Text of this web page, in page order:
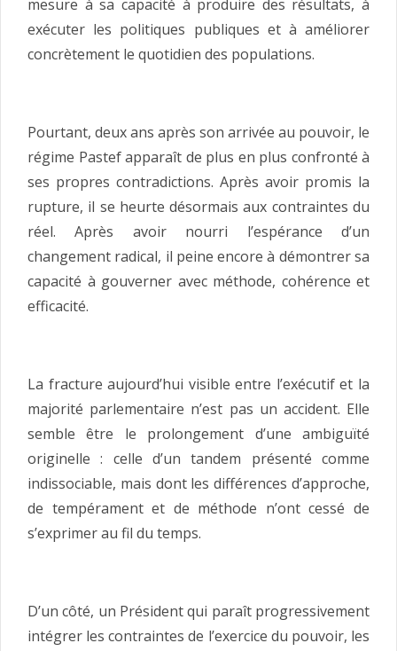
mesure à sa capacité à produire des résultats, à
exécuter les politiques publiques et à améliorer
concrètement le quotidien des populations.
Pourtant, deux ans après son arrivée au pouvoir, le
régime Pastef apparaît de plus en plus confronté à
ses propres contradictions. Après avoir promis la
rupture, il se heurte désormais aux contraintes du
réel. Après avoir nourri l’espérance d’un
changement radical, il peine encore à démontrer sa
capacité à gouverner avec méthode, cohérence et
efficacité.
La fracture aujourd’hui visible entre l’exécutif et la
majorité parlementaire n’est pas un accident. Elle
semble être le prolongement d’une ambiguïté
originelle : celle d’un tandem présenté comme
indissociable, mais dont les différences d’approche,
de tempérament et de méthode n’ont cessé de
s’exprimer au fil du temps.
D’un côté, un Président qui paraît progressivement
intégrer les contraintes de l’exercice du pouvoir, les